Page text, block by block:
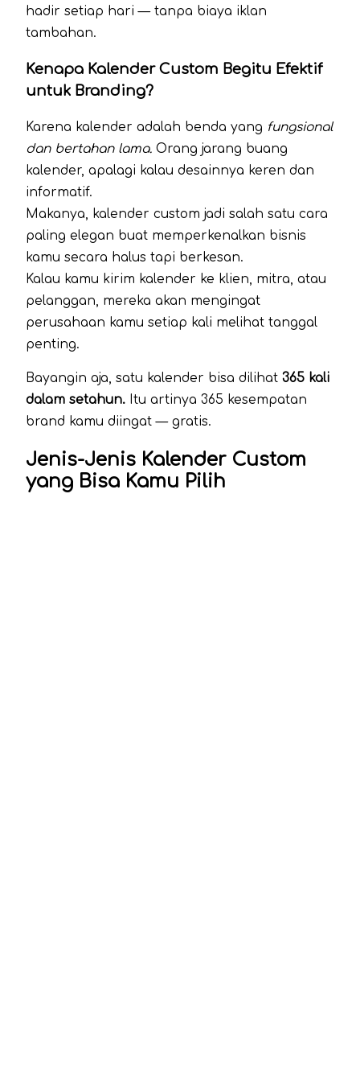
hadir setiap hari — tanpa biaya iklan
tambahan.
Kenapa Kalender Custom Begitu Efektif
untuk Branding?
Karena kalender adalah benda yang fungsional
dan bertahan lama.Orang jarang buang
kalender, apalagi kalau desainnya keren dan
informatif.
Makanya, kalender custom jadi salah satu cara
paling elegan buat memperkenalkan bisnis
kamu secara halus tapi berkesan.
Kalau kamu kirim kalender ke klien, mitra, atau
pelanggan, mereka akan mengingat
perusahaan kamu setiap kali melihat tanggal
penting.
Bayangin aja, satu kalender bisa dilihat 365 kali
dalam setahun.Itu artinya 365 kesempatan
brand kamu diingat — gratis.
Jenis-Jenis Kalender Custom
yang Bisa Kamu Pilih